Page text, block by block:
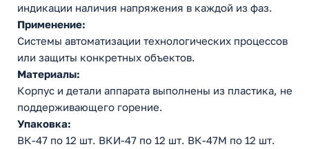
индикации наличия напряжения в каждой из фаз.
Применение:
Cистемы автоматизации технологических процессов
или защиты конкретных объектов.
Материалы:
Корпус и детали аппарата выполнены из пластика, не
поддерживающего горение.
Упаковка:
ВК-47 по 12 шт. ВКИ-47 по 12 шт. ВК-47М по 12 шт.